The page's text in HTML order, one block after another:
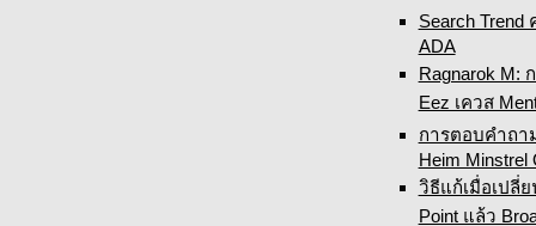
Search Trend
ADA
Ragnarok M:
Eez เควส
การตอบคำถา
Heim Minstrel
วิธีแก้เมื่อเปลี่
Point แล้ว